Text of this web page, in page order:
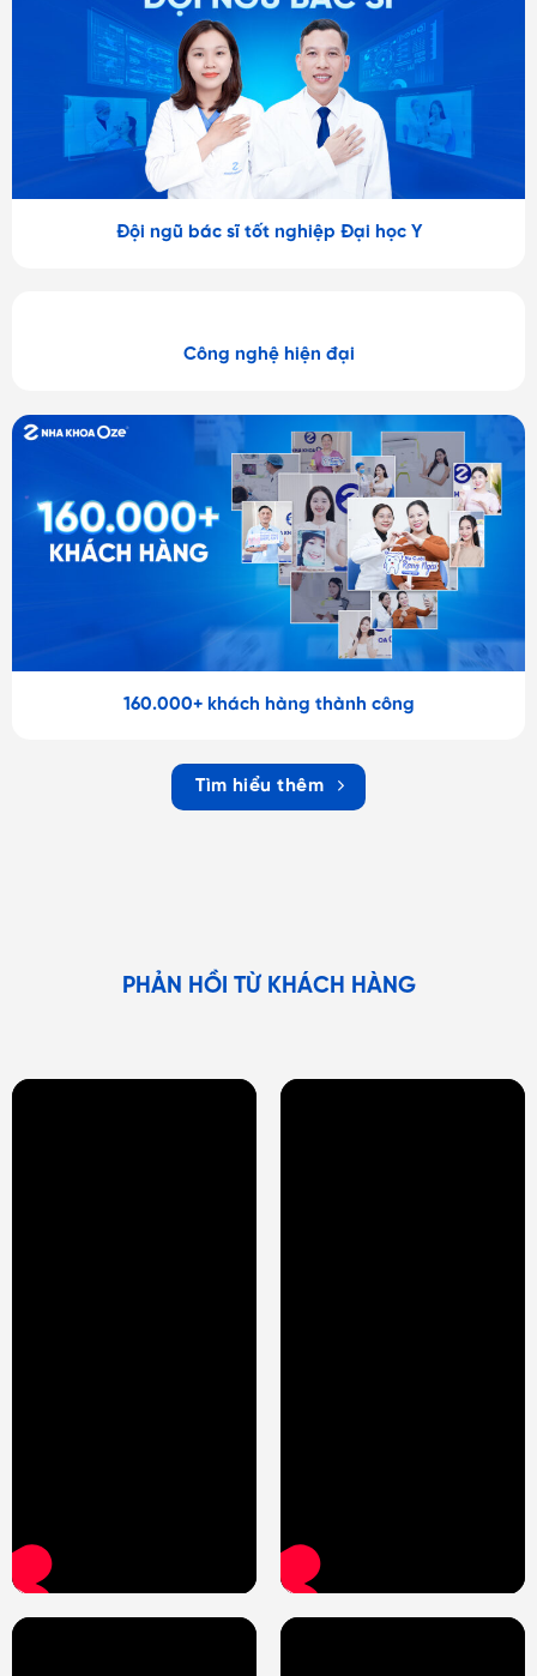
Đội ngũ bác sĩ tốt nghiệp Đại học Y
Công nghệ hiện đại
160.000+ khách hàng thành công
Tìm hiểu thêm
PHẢN HỒI TỪ KHÁCH HÀNG